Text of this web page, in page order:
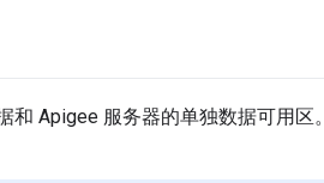
Apigee 服务器的单独数据可用区。